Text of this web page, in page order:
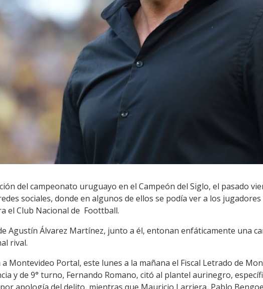
del campeonato uruguayo en el Campeón del Siglo, el pasado
sociales, donde en algunos de ellos se podía ver a los
el Club Nacional de Foottball.
Agustín Álvarez Martínez, junto a él, entonan enfáticamente una
rival.
Montevideo Portal, este lunes a la mañana el Fiscal Letrado de
y de 9° turno, Fernando Romano, citó al plantel aurinegro,